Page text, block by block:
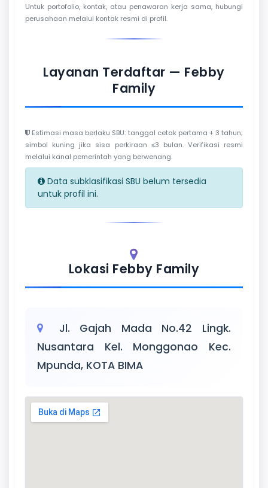
Untuk portofolio, kontak, atau penawaran kerja sama, hubungi
perusahaan melalui kontak resmi di profil.
Layanan Terdaftar — Febby
Family
Estimasi masa berlaku SBU: tanggal cetak pertama + 3 tahun;
simbol kuning jika sisa perkiraan ≤3 bulan. Verifikasi resmi
melalui kanal pemerintah yang berwenang.
Data subklasifikasi SBU belum tersedia
untuk profil ini.
Lokasi Febby Family
Jl. Gajah Mada No.42 Lingk.
Nusantara Kel. Monggonao Kec.
Mpunda, KOTA BIMA